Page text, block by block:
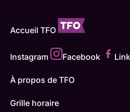
Accueil TFO
Instagram Facebook
À propos de TFO
Grille horaire